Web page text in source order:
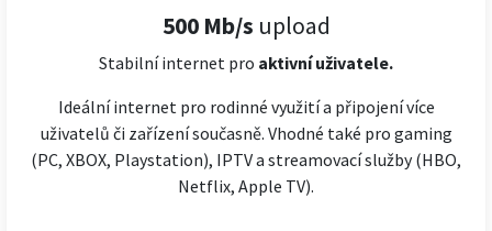
500 Mb/s upload
Stabilní internet pro aktivní uživatele.
Ideální internet pro rodinné využití a připojení více
uživatelů či zařízení současně. Vhodné také pro gaming
(PC, XBOX, Playstation), IPTV a streamovací služby (HBO,
Netflix, Apple TV).